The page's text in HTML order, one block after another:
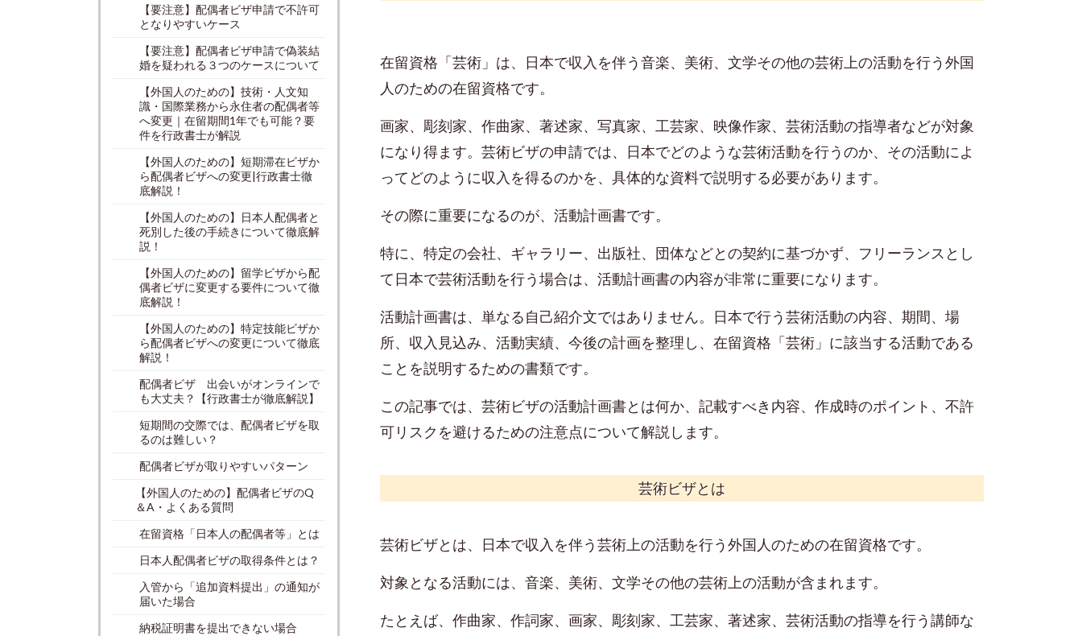
在留資格「芸術」は、日本で収入を伴う音楽、美術、文学その他の芸術上の活動を行う外国
人のための在留資格です。
画家、彫刻家、作曲家、著述家、写真家、工芸家、映像作家、芸術活動の指導者などが対象
になり得ます。 芸術ビザの申請では、日本でどのような芸術活動を行うのか、その活動によ
ってどのように収入を得るのかを、具体的な資料で説明する必要があります。
その際に重要になるのが、活動計画書です。
特に、特定の会社、ギャラリー、出版社、団体などとの契約に基づかず、フリーランスとし
て日本で芸術活動を行う場合は、活動計画書の内容が非常に重要になります。
活動計画書は、単なる自己紹介文ではありません。 日本で行う芸術活動の内容、期間、場
所、収入見込み、活動実績、今後の計画を整理し、在留資格「芸術」に該当する活動である
ことを説明するための書類です。
この記事では、芸術ビザの活動計画書とは何か、記載すべき内容、作成時のポイント、不許
可リスクを避けるための注意点について解説します。
芸術ビザとは
芸術ビザとは、日本で収入を伴う芸術上の活動を行う外国人のための在留資格です。
対象となる活動には、音楽、美術、文学その他の芸術上の活動が含まれます。
たとえば、作曲家、作詞家、画家、彫刻家、工芸家、著述家、芸術活動の指導を行う講師な
【要注意】配偶者ビザ申請で不許可
となりやすいケース
【要注意】配偶者ビザ申請で偽装結
婚を疑われる３つのケースについて
【外国人のための】技術・人文知
識・国際業務から永住者の配偶者等
へ変更｜在留期間1年でも可能？要
件を行政書士が解説
【外国人のための】短期滞在ビザか
ら配偶者ビザへの変更|行政書士徹
底解説！
【外国人のための】日本人配偶者と
死別した後の手続きについて徹底解
説！
【外国人のための】留学ビザから配
偶者ビザに変更する要件について徹
底解説！
【外国人のための】特定技能ビザか
ら配偶者ビザへの変更について徹底
解説！
配偶者ビザ 出会いがオンラインで
も大丈夫？【行政書士が徹底解説】
短期間の交際では、配偶者ビザを取
るのは難しい？
配偶者ビザが取りやすいパターン
【外国人のための】配偶者ビザのQ
＆A・よくある質問
在留資格「日本人の配偶者等」とは
日本人配偶者ビザの取得条件とは？
入管から「追加資料提出」の通知が
届いた場合
納税証明書を提出できない場合